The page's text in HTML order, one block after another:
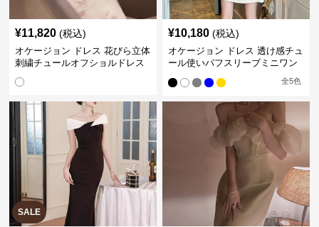
¥11,820 (税込)
オケージョン ドレス 花びら立体
刺繍チュールオフショルドレス
¥10,180 (税込)
オケージョン ドレス 透け感チュ
ール使いパフスリーブミニワン
全5色
SALE